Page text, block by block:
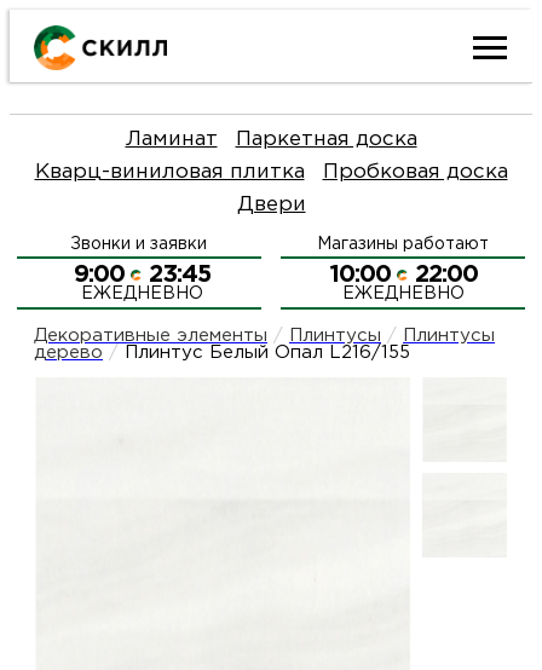
Ламинат
Паркетная доска
Кварц-виниловая плитка
Пробковая доска
Двери
Звонки и заявки
9:00 23:45
ЕЖЕДНЕВНО
Магазины работают
10:00 22:00
ЕЖЕДНЕВНО
Декоративные элементы / Плинтусы /
Плинтусы
дерево / Плинтус Белый Опал L216/155